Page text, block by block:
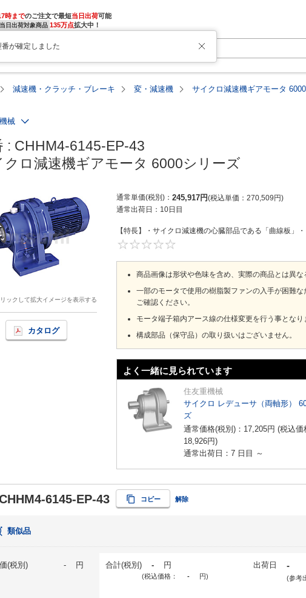
時までのご注文で最短当日出荷
当日出荷対象商品 135万点拡大中！
減速機・クラッチ・ブレーキ 変・減速機 サイクロ減速機ギアモータ
械
: CHHM4-6145-EP-43
クロ減速機ギアモータ 6000シリーズ
ックして拡大イメージを表示する
カタログ
通常単価(税別) 245,917円 税込単価 270,509円
通常出荷日： 10日目
【特長】・サイクロ減速機の心臓部品である「曲線板」
商品画像は形状や色味を含め、実際の商品とは異な
一部のモータで使用の樹脂製ファンの入手が困難
ご確認ください。
モータ端子箱内アース線の仕様変更を行う事となり
構成部品（保守品）の取り扱いはございません。
よく一緒に見られています
住友重機械
サイクロ レデューサ（両軸形）
ズ
通常価格(税別)： 17,205円 (税込価
18,926円)
通常出荷日：7 日目 ～
6145-EP-43 コピー 解除
類似品
(税別) - 円 合計(税別) - 円
(税込価格： - 円)
出荷日 -
(参考